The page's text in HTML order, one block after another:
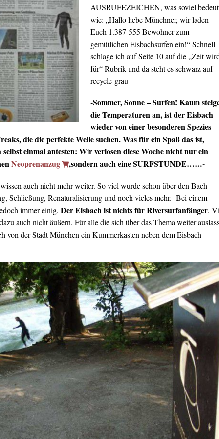
AUSRUFEZEICHEN, was soviel
wie: „Hallo liebe Münchner, wir laden
Euch 1.387 555 Bewohner zum
gemütlichen Eisbachsurfen ein!“ Schnell
schlage ich auf Seite 10 auf die „Zeit
für“ Rubrik und da steht es schwarz auf
recycle-grau
-Sommer, Sonne – Surfen! Kaum
die Temperaturen an, ist der Eisbach
wieder von einer besonderen Spezies
die die perfekte Welle suchen. Was für ein Spaß das ist,
einmal antesten: Wir verlosen diese Woche nicht nur ein
Neoprenanzug ,sondern auch eine SURFSTUNDE……-
auch nicht mehr weiter. So viel wurde schon über den Bach
Schließung, Renaturalisierung und noch vieles mehr. Bei einem
immer einig. Der Eisbach ist nichts für Riversurfanfänger.
auch nicht äußern. Für alle die sich über das Thema weiter
von der Stadt München ein Kummerkasten neben dem Eisbach